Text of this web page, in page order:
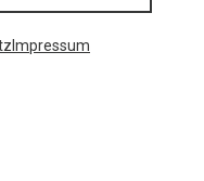
Impressum